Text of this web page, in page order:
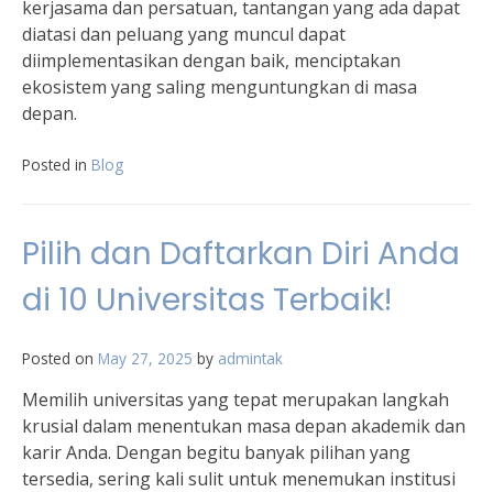
kerjasama dan persatuan, tantangan yang ada dapat
diatasi dan peluang yang muncul dapat
diimplementasikan dengan baik, menciptakan
ekosistem yang saling menguntungkan di masa
depan.
Posted in Blog
Pilih dan Daftarkan Diri Anda
di 10 Universitas Terbaik!
Posted on May 27, 2025 by admintak
Memilih universitas yang tepat merupakan langkah
krusial dalam menentukan masa depan akademik dan
karir Anda. Dengan begitu banyak pilihan yang
tersedia, sering kali sulit untuk menemukan institusi